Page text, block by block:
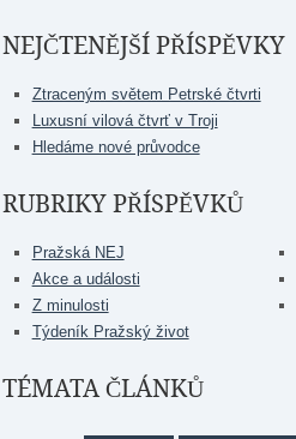
NEJČTENĚJŠÍ PŘÍSPĚVKY
Ztraceným světem Petrské čtvrti
Luxusní vilová čtvrť v Troji
Hledáme nové průvodce
RUBRIKY PŘÍSPĚVKŮ
Pražská NEJ
Akce a události
Z minulosti
Týdeník Pražský život
TÉMATA ČLÁNKŮ